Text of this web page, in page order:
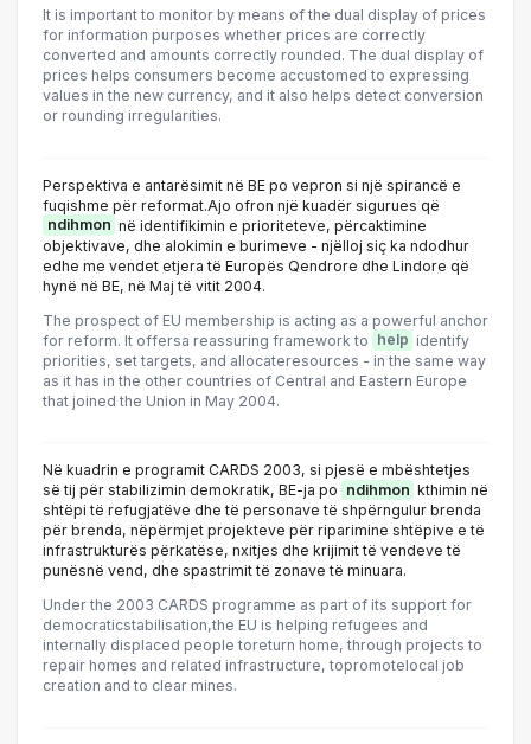
It is important to monitor by means of the dual display of prices
for information purposes whether prices are correctly
converted and amounts correctly rounded. The dual display of
prices helps consumers become accustomed to expressing
values in the new currency, and it also helps detect conversion
or rounding irregularities.
Perspektiva e antarësimit në BE po vepron si një spirancë e
fuqishme për reformat.Ajo ofron një kuadër sigurues që
ndihmon në identifikimin e prioriteteve, përcaktimine
objektivave, dhe alokimin e burimeve - njëlloj siç ka ndodhur
edhe me vendet etjera të Europës Qendrore dhe Lindore që
hynë në BE, në Maj të vitit 2004.
The prospect of EU membership is acting as a powerful anchor
for reform. It offersa reassuring framework to
help identify
priorities, set targets, and allocateresources - in the same way
as it has in the other countries of Central and Eastern Europe
that joined the Union in May 2004.
Në kuadrin e programit CARDS 2003, si pjesë e mbështetjes
së tij për stabilizimin demokratik, BE-ja po ndihmon kthimin në
shtëpi të refugjatëve dhe të personave të shpërngulur brenda
për brenda, nëpërmjet projekteve për riparimine shtëpive e të
infrastrukturës përkatëse, nxitjes dhe krijimit të vendeve të
punësnë vend, dhe spastrimit të zonave të minuara.
Under the 2003 CARDS programme as part of its support for
democraticstabilisation,the EU is helping refugees and
internally displaced people toreturn home, through projects to
repair homes and related infrastructure, topromotelocal job
creation and to clear mines.